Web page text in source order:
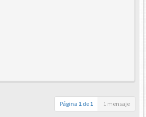
Página 1 de 1 1 mensaje